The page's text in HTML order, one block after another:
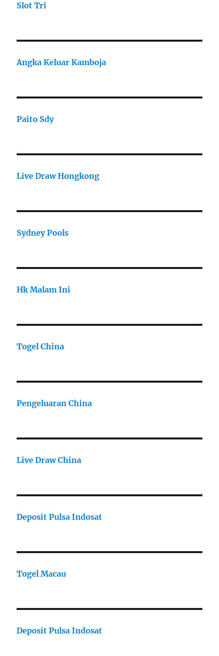
Slot Tri
Angka Keluar Kamboja
Paito Sdy
Live Draw Hongkong
Sydney Pools
Hk Malam Ini
Togel China
Pengeluaran China
Live Draw China
Deposit Pulsa Indosat
Togel Macau
Deposit Pulsa Indosat